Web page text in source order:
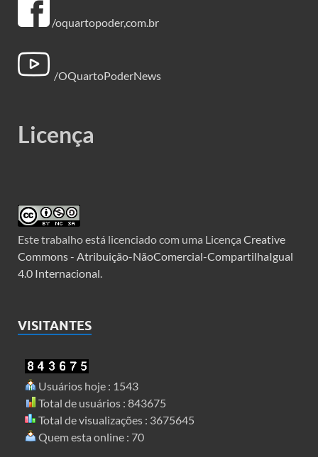
/oquartopoder,com.br
/OQuartoPoderNews
Licença
Este trabalho está licenciado com uma Licença Creative
Commons - Atribuição-NãoComercial-CompartilhaIgual
4.0 Internacional
VISITANTES
Usuários hoje : 1543
Total de usuários : 843675
Total de visualizações : 3675645
Quem esta online : 70